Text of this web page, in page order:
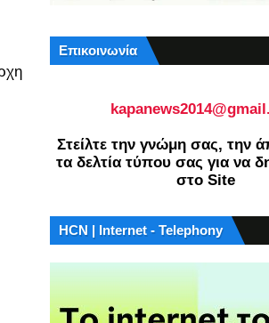
Επικοινωνία
Στείλτε την γνώμη σας, την
τα δελτία τύπου σας για να
στο Site
HCN | Internet - Telephony